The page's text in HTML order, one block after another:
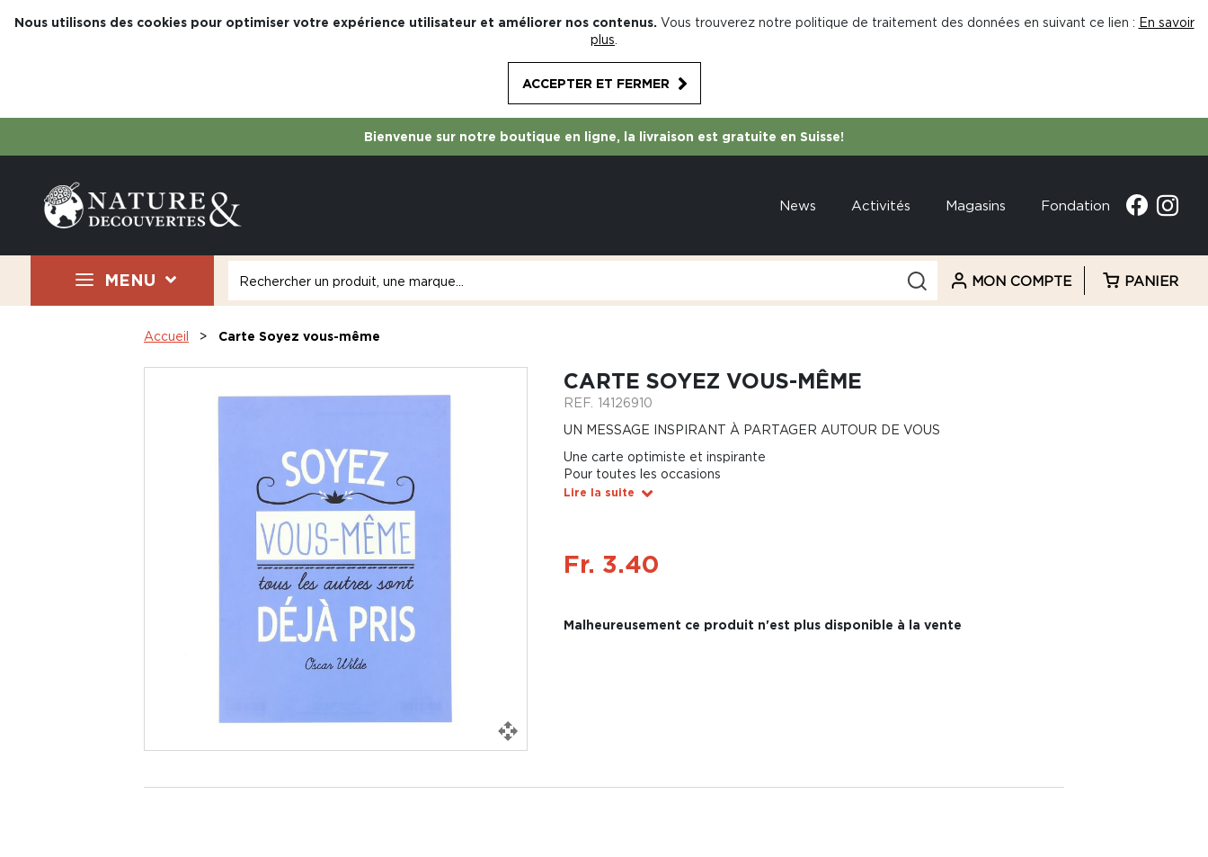
Nous utilisons des cookies pour optimiser votre expérience utilisateur et améliorer nos contenus. Vous trouverez notre politique de traitement des données en suivant ce lien : En savoir
plus
ACCEPTER ET FERMER
Bienvenue sur notre boutique en ligne, la livraison est gratuite en Suisse!
News Activités Magasins Fondation
MENU MON COMPTE PANIER
Accueil Carte Soyez vous-même
CARTE SOYEZ VOUS-MÊME
REF. 14126910
UN MESSAGE INSPIRANT À PARTAGER AUTOUR DE VOUS
Une carte optimiste et inspirante
Pour toutes les occasions
Lire la suite
Fr. 3.40
Malheureusement ce produit n'est plus disponible à la vente